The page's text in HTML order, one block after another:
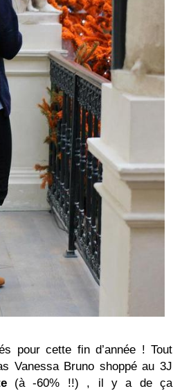
pour cette fin d’année ! Tout
Vanessa Bruno shoppé au 3J
(à -60% !!) , il y a de ça